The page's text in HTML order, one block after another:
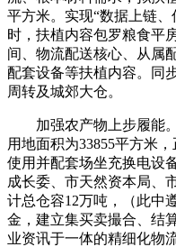
平方米。实现“数据上链
时，扶植内容包罗粮食平
间、物流配送核心、从属
配套设备等扶植内容。同
周转及城郊大仓。
加强农产物上步履能。
用地面积为33855平方米
使用并配套场坐充换电设
成长委、市天然资本局、
计总仓容12万吨，（此中
金，建立集买卖撮合、结
业资讯于一体的精细化物